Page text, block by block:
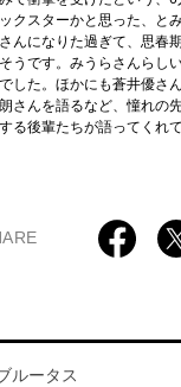
クスターかと思った、と
んになりた過ぎて、思春
うです。みうらさんらし
した。ほかにも蒼井優さ
さんを語るなど、憧れの
る後輩たちが語ってくれて
ルータス